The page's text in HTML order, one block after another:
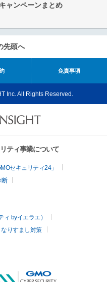
ャンペーンまとめ
先頭へ
免責事項
Inc. All Rights Reserved.
ティ事業について
セキュリティ24」
断
byイエラエ）
なりすまし対策